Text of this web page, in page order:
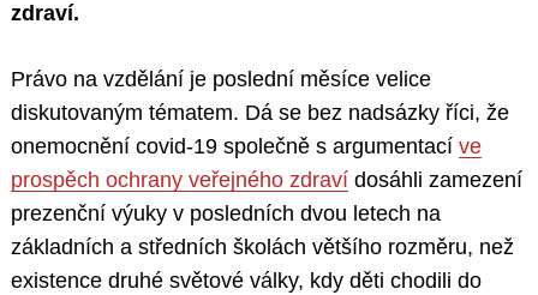
zdraví.
Právo na vzdělání je poslední měsíce velice
diskutovaným tématem. Dá se bez nadsázky říci, že
onemocnění covid-19 společně s argumentací ve
prospěch ochrany veřejného zdraví dosáhli zamezení
prezenční výuky v posledních dvou letech na
základních a středních školách většího rozměru, než
existence druhé světové války, kdy děti chodili do